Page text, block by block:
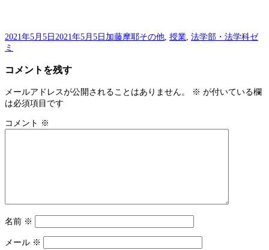
投
稿
2021年5月5日 2021年5月5日 作
加藤摩耶カ
その他, 授業, 法学部・法学科タ
ゼ
ミ
コメントを残す
メールアドレスが公開されることはありません。 ※ が付いている欄
は必須項目です
コメント ※
名前 ※
メール ※